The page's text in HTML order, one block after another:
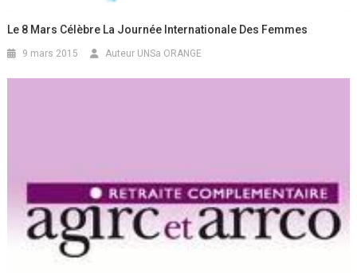
Le 8 Mars Célèbre La Journée Internationale Des Femmes
9 mars 2015 Auteur UNSa ORANGE